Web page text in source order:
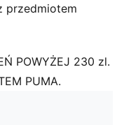
przedmiotem
POWYŻEJ 230 zl.
PUMA.